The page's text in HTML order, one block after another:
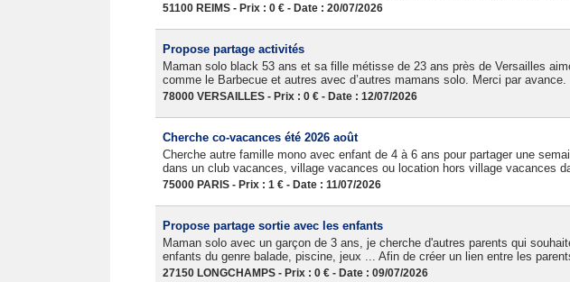
51100 REIMS - Prix : 0 € - Date : 20/07/2026
Propose partage activités
Maman solo black 53 ans et sa fille métisse de 23 ans près de Versailles
comme le Barbecue et autres avec d’autres mamans solo. Merci par avance.
78000 VERSAILLES - Prix : 0 € - Date : 12/07/2026
Cherche co-vacances été 2026 août
Cherche autre famille mono avec enfant de 4 à 6 ans pour partager une
dans un club vacances, village vacances ou location hors village vacances
75000 PARIS - Prix : 1 € - Date : 11/07/2026
Propose partage sortie avec les enfants
Maman solo avec un garçon de 3 ans, je cherche d'autres parents qui
enfants du genre balade, piscine, jeux ... Afin de créer un lien entre les
27150 LONGCHAMPS - Prix : 0 € - Date : 09/07/2026